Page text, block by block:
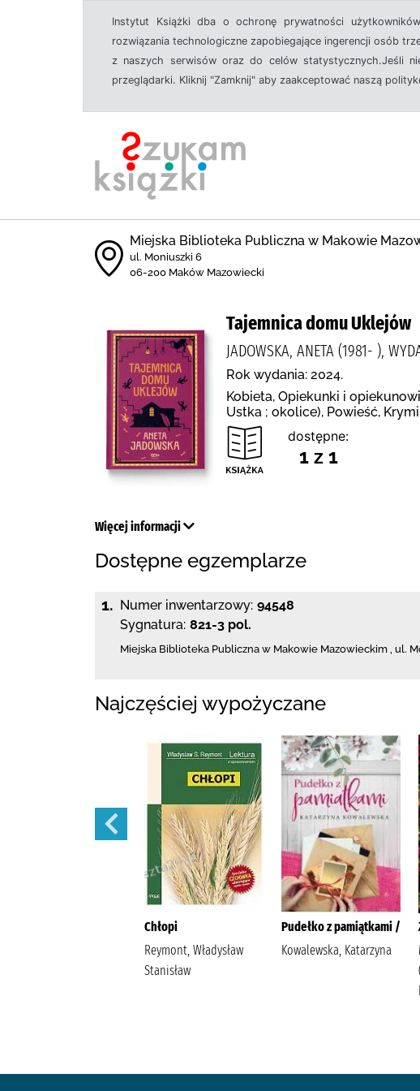
Instytut Książki dba o ochronę prywatności
rozwiązania technologiczne zapobiegające ingerencji osób
z naszych serwisów oraz do celów statystycznych.Jeśli
przeglądarki. Kliknij "Zamknij" aby zaakceptować naszą
Miejska Biblioteka Publiczna w Makowie
ul. Moniuszki 6
06-200 Maków Mazowiecki
Tajemnica domu Uklejów
JADOWSKA, ANETA (1981- ),
Rok wydania: 2024.
Kobieta, Opiekunki i
Ustka ; okolice), Powieść,
dostępne:
1 z 1
Więcej informacji
Dostępne egzemplarze
1. Numer inwentarzowy: 94548
Sygnatura: 821-3 pol.
Miejska Biblioteka Publiczna w Makowie Mazowieckim , ul.
Najczęściej wypożyczane
Chłopi
Reymont, Władysław
Stanisław
Pudełko z pamiątkami /
Kowalewska, Katarzyna